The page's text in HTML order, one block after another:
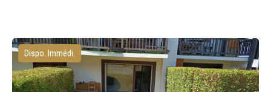
Dispo. Immédi.